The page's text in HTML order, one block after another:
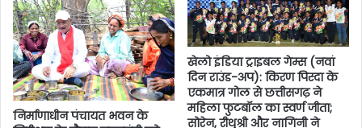
निर्माणाधीन पंचायत भवन के
खेलो इंडिया ट्राइबल गेम्स (नवां
दिन राउंड-अप): किरण पिस्दा के
एकमात्र गोल से छत्तीसगढ़ ने
महिला फुटबॉल का स्वर्ण जीता;
सोरेन, रीथुश्री और नागिनी ने